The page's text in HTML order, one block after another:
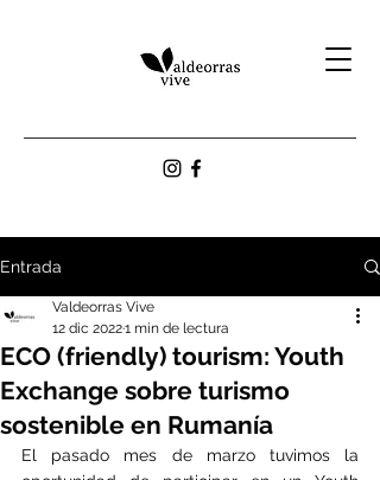
Entrada
ECO (friendly) tourism: Youth
Exchange sobre turismo
sostenible en Rumanía
Valdeorras Vive
12 dic 20221 min de lectura
El pasado mes de marzo tuvimos la